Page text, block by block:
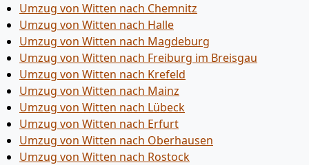
Umzug von Witten nach Chemnitz
Umzug von Witten nach Halle
Umzug von Witten nach Magdeburg
Umzug von Witten nach Freiburg im Breisgau
Umzug von Witten nach Krefeld
Umzug von Witten nach Mainz
Umzug von Witten nach Lübeck
Umzug von Witten nach Erfurt
Umzug von Witten nach Oberhausen
Umzug von Witten nach Rostock